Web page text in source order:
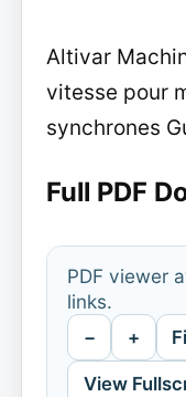
Altivar
vitesse pour
synchrones
Full PDF
PDF viewer
links.
− +
View